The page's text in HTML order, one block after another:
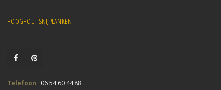
HOOGHOUT SNIJPLANKEN
Telefoon
06 54 60 44 88